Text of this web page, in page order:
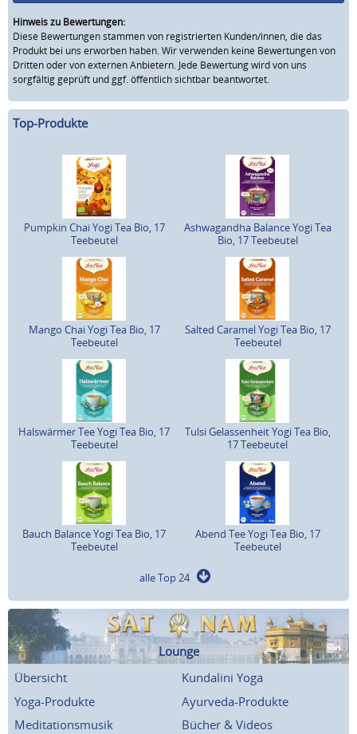
Hinweis zu Bewertungen:
Diese Bewertungen stammen von registrierten Kunden/innen, die das
Produkt bei uns erworben haben. Wir verwenden keine Bewertungen von
Dritten oder von externen Anbietern. Jede Bewertung wird von uns
sorgfältig geprüft und ggf. öffentlich sichtbar beantwortet.
Top-Produkte
Pumpkin Chai Yogi Tea Bio, 17
Teebeutel
Ashwagandha Balance Yogi Tea
Bio, 17 Teebeutel
Mango Chai Yogi Tea Bio, 17
Teebeutel
Salted Caramel Yogi Tea Bio, 17
Teebeutel
Halswärmer Tee Yogi Tea Bio, 17
Teebeutel
Tulsi Gelassenheit Yogi Tea Bio,
17 Teebeutel
Bauch Balance Yogi Tea Bio, 17
Teebeutel
Abend Tee Yogi Tea Bio, 17
Teebeutel
alle Top 24
Lounge
Übersicht
Kundalini Yoga
Yoga-Produkte
Ayurveda-Produkte
Meditationsmusik
Bücher & Videos